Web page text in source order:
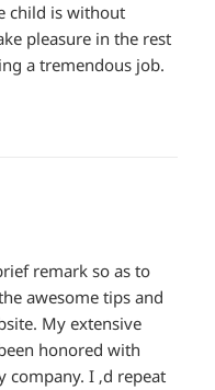
child is without
pleasure in the rest
a tremendous job.
remark so as to
awesome tips and
My extensive
honored with
I ‚d repeat